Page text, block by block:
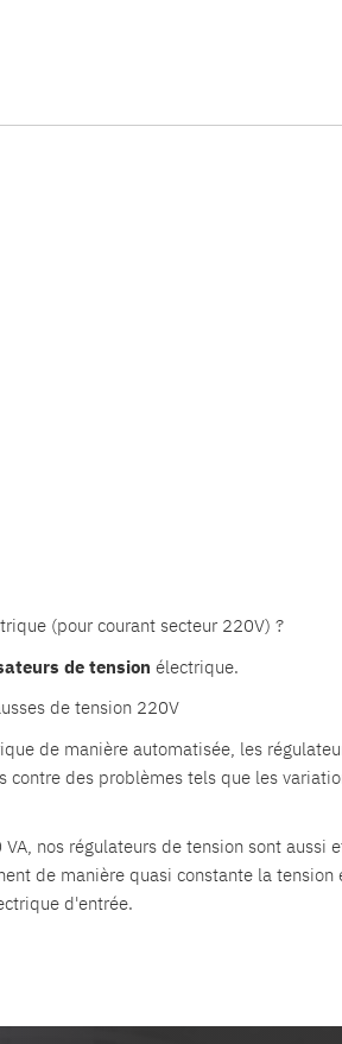
(pour courant secteur 220V) ?
de tension électrique.
de tension 220V
de manière automatisée, les
des problèmes tels que les
nos régulateurs de tension sont aussi
de manière quasi constante la
d'entrée.